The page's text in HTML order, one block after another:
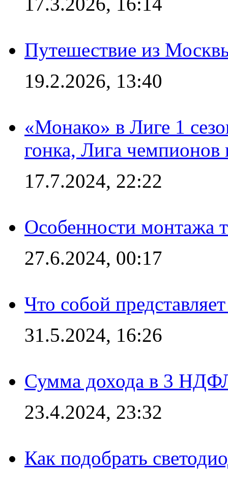
Путешествие из
19.2.2026, 13:40
«Монако» в Лиге 1
гонка, Лига чемпионов
17.7.2024, 22:22
Особенности монтажа
27.6.2024, 00:17
Что собой
31.5.2024, 16:26
Сумма дохода в 3
23.4.2024, 23:32
Как подобрать